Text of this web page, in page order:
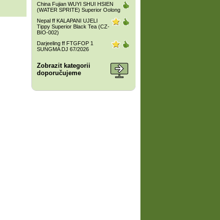
China Fujian WUYI SHUI HSIEN
(WATER SPRITE) Superior Oolong
Nepal ff KALAPANI UJELI
Tippy Superior Black Tea (CZ-
BIO-002)
Darjeeling ff FTGFOP 1
SUNGMA DJ 67/2026
Zobrazit kategorii
doporučujeme